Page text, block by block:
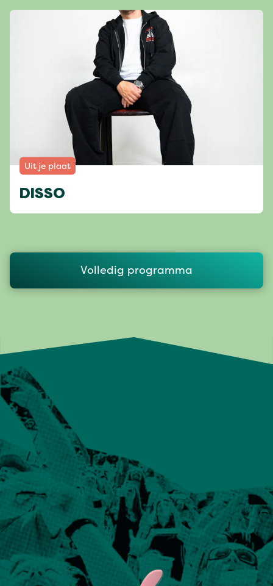
Uit je plaat
DISSO
Volledig programma